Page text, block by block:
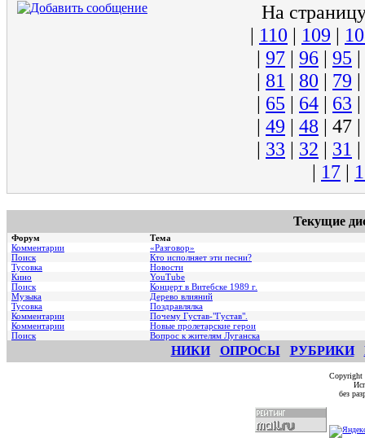
На
| 110 | 109 |
| 97 | 96 | 95 |
| 81 | 80 | 79 |
| 65 | 64 | 63 |
| 49 | 48 | 47 |
| 33 | 32 | 31 |
| 17 |
Текущие
Форум
Тема
Комментарии
«Разговор»
Поиск
Кто исполняет эти песни?
Тусовка
Новости
Кино
YouTube
Поиск
Концерт в Витебске 1989 г.
Музыка
Дерево влияний
Тусовка
Поздравлялка
Комментарии
Почему Густав-"Густав".
Комментарии
Hовые пролетарские герои
Поиск
Вопрос к жителям Луганска
НИКИ ОПРОСЫ РУБРИКИ
без